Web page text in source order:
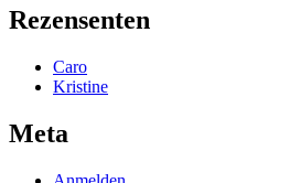
Rezensenten
Caro
Kristine
Meta